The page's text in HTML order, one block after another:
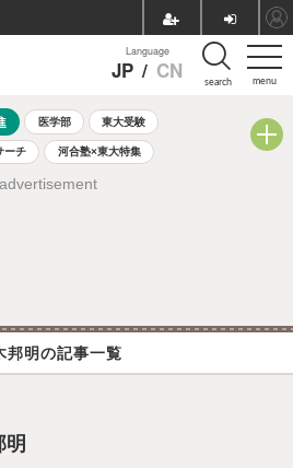
menu
Language
JP / CN search
医学部 東大受験
ーチ 河合塾×東大特集
験 中学受験
advertisement
邦明の記事一覧
明